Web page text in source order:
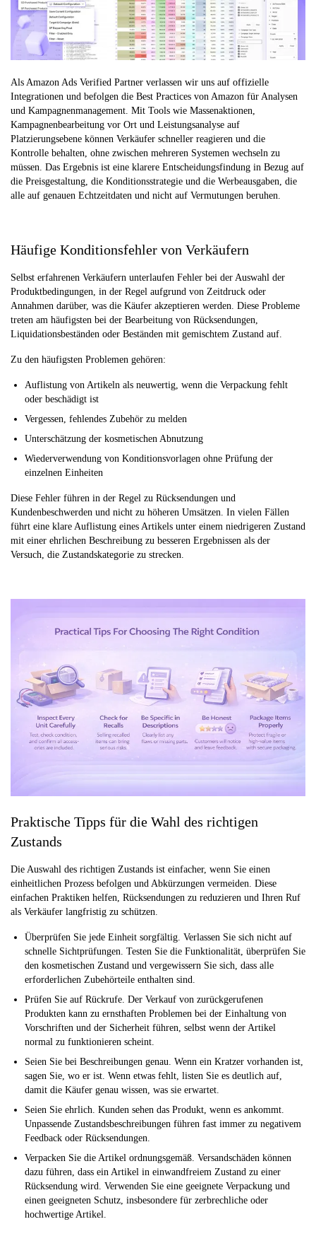
Als Amazon Ads Verified Partner verlassen wir uns auf offizielle
Integrationen und befolgen die Best Practices von Amazon für Analysen
und Kampagnenmanagement. Mit Tools wie Massenaktionen,
Kampagnenbearbeitung vor Ort und Leistungsanalyse auf
Platzierungsebene können Verkäufer schneller reagieren und die
Kontrolle behalten, ohne zwischen mehreren Systemen wechseln zu
müssen. Das Ergebnis ist eine klarere Entscheidungsfindung in Bezug auf
die Preisgestaltung, die Konditionsstrategie und die Werbeausgaben, die
alle auf genauen Echtzeitdaten und nicht auf Vermutungen beruhen.
Häufige Konditionsfehler von Verkäufern
Selbst erfahrenen Verkäufern unterlaufen Fehler bei der Auswahl der
Produktbedingungen, in der Regel aufgrund von Zeitdruck oder
Annahmen darüber, was die Käufer akzeptieren werden. Diese Probleme
treten am häufigsten bei der Bearbeitung von Rücksendungen,
Liquidationsbeständen oder Beständen mit gemischtem Zustand auf.
Zu den häufigsten Problemen gehören:
Auflistung von Artikeln als neuwertig, wenn die Verpackung fehlt
oder beschädigt ist
Vergessen, fehlendes Zubehör zu melden
Unterschätzung der kosmetischen Abnutzung
Wiederverwendung von Konditionsvorlagen ohne Prüfung der
einzelnen Einheiten
Diese Fehler führen in der Regel zu Rücksendungen und
Kundenbeschwerden und nicht zu höheren Umsätzen. In vielen Fällen
führt eine klare Auflistung eines Artikels unter einem niedrigeren Zustand
mit einer ehrlichen Beschreibung zu besseren Ergebnissen als der
Versuch, die Zustandskategorie zu strecken.
Praktische Tipps für die Wahl des richtigen
Zustands
Die Auswahl des richtigen Zustands ist einfacher, wenn Sie einen
einheitlichen Prozess befolgen und Abkürzungen vermeiden. Diese
einfachen Praktiken helfen, Rücksendungen zu reduzieren und Ihren Ruf
als Verkäufer langfristig zu schützen.
Überprüfen Sie jede Einheit sorgfältig. Verlassen Sie sich nicht auf
schnelle Sichtprüfungen. Testen Sie die Funktionalität, überprüfen Sie
den kosmetischen Zustand und vergewissern Sie sich, dass alle
erforderlichen Zubehörteile enthalten sind.
Prüfen Sie auf Rückrufe. Der Verkauf von zurückgerufenen
Produkten kann zu ernsthaften Problemen bei der Einhaltung von
Vorschriften und der Sicherheit führen, selbst wenn der Artikel
normal zu funktionieren scheint.
Seien Sie bei Beschreibungen genau. Wenn ein Kratzer vorhanden ist,
sagen Sie, wo er ist. Wenn etwas fehlt, listen Sie es deutlich auf,
damit die Käufer genau wissen, was sie erwartet.
Seien Sie ehrlich. Kunden sehen das Produkt, wenn es ankommt.
Unpassende Zustandsbeschreibungen führen fast immer zu negativem
Feedback oder Rücksendungen.
Verpacken Sie die Artikel ordnungsgemäß. Versandschäden können
dazu führen, dass ein Artikel in einwandfreiem Zustand zu einer
Rücksendung wird. Verwenden Sie eine geeignete Verpackung und
einen geeigneten Schutz, insbesondere für zerbrechliche oder
hochwertige Artikel.